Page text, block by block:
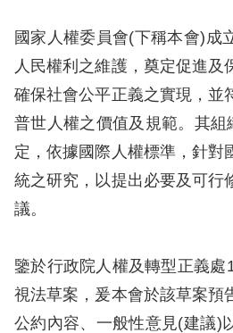
本
會
最
新
消
息
業
務
國家人權委員會(下稱本會)成
人民權利之維護，奠定促進及
確保社會公平正義之實現，並
普世人權之價值及規範。其
定，依據國際人權標準，針對
統之研究，以提出必要及可行
議。
鑒於行政院人權及轉型正義處
視法草案，爰本會於該草案預
公約內容、一般性意見(建議)